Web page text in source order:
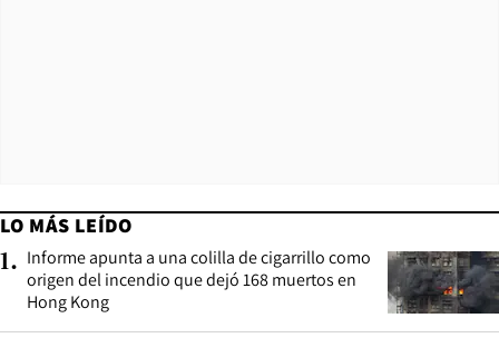
LO MÁS LEÍDO
1. Informe apunta a una colilla de cigarrillo como
origen del incendio que dejó 168 muertos en
Hong Kong